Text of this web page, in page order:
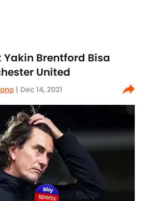
Brentford Bisa
United
| Dec 14, 2021